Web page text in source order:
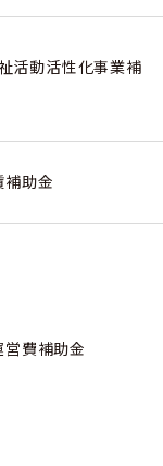
活動活性化事業補
助金
費補助金